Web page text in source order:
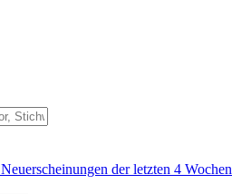
Neuerscheinungen der letzten 4 Wochen